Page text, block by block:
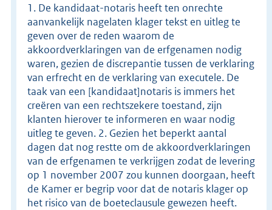
1. De kandidaat-notaris heeft ten onrechte
aanvankelijk nagelaten klager tekst en uitleg te
geven over de reden waarom de
akkoordverklaringen van de erfgenamen nodig
waren, gezien de discrepantie tussen de verklaring
van erfrecht en de verklaring van executele. De
taak van een [kandidaat­]notaris is immers het
creëren van een rechtszekere toestand, zijn
klanten hierover te informeren en waar nodig
uitleg te geven. 2. Gezien het beperkt aantal
dagen dat nog restte om de akkoordverklaringen
van de erfgenamen te verkrijgen zodat de levering
op 1 november 2007 zou kunnen doorgaan, heeft
de Kamer er begrip voor dat de notaris klager op
het risico van de boeteclausule gewezen heeft.